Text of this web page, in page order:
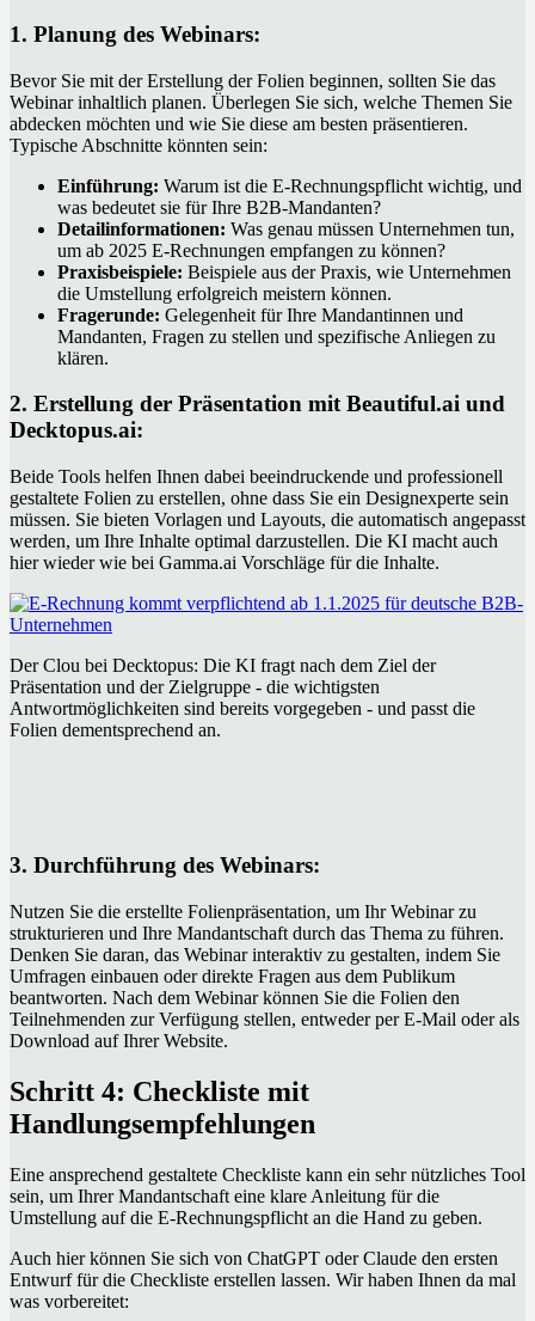
1. Planung des Webinars:
Bevor Sie mit der Erstellung der Folien beginnen, sollten Sie das
Webinar inhaltlich planen. Überlegen Sie sich, welche Themen Sie
abdecken möchten und wie Sie diese am besten präsentieren.
Typische Abschnitte könnten sein:
Einführung: Warum ist die E-Rechnungspflicht wichtig, und
was bedeutet sie für Ihre B2B-Mandanten?
Detailinformationen: Was genau müssen Unternehmen tun,
um ab 2025 E-Rechnungen empfangen zu können?
Praxisbeispiele: Beispiele aus der Praxis, wie Unternehmen
die Umstellung erfolgreich meistern können.
Fragerunde: Gelegenheit für Ihre Mandantinnen und
Mandanten, Fragen zu stellen und spezifische Anliegen zu
klären.
2. Erstellung der Präsentation mit Beautiful.ai und
Decktopus.ai:
Beide Tools helfen Ihnen dabei beeindruckende und professionell
gestaltete Folien zu erstellen, ohne dass Sie ein Designexperte sein
müssen. Sie bieten Vorlagen und Layouts, die automatisch angepasst
werden, um Ihre Inhalte optimal darzustellen. Die KI macht auch
hier wieder wie bei Gamma.ai Vorschläge für die Inhalte.
Der Clou bei Decktopus: Die KI fragt nach dem Ziel der
Präsentation und der Zielgruppe - die wichtigsten
Antwortmöglichkeiten sind bereits vorgegeben - und passt die
Folien dementsprechend an.
3. Durchführung des Webinars:
Nutzen Sie die erstellte Folienpräsentation, um Ihr Webinar zu
strukturieren und Ihre Mandantschaft durch das Thema zu führen.
Denken Sie daran, das Webinar interaktiv zu gestalten, indem Sie
Umfragen einbauen oder direkte Fragen aus dem Publikum
beantworten. Nach dem Webinar können Sie die Folien den
Teilnehmenden zur Verfügung stellen, entweder per E-Mail oder als
Download auf Ihrer Website.
Schritt 4: Checkliste mit
Handlungsempfehlungen
Eine ansprechend gestaltete Checkliste kann ein sehr nützliches Tool
sein, um Ihrer Mandantschaft eine klare Anleitung für die
Umstellung auf die E-Rechnungspflicht an die Hand zu geben.
Auch hier können Sie sich von ChatGPT oder Claude den ersten
Entwurf für die Checkliste erstellen lassen. Wir haben Ihnen da mal
was vorbereitet: